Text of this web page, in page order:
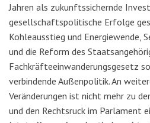
Jahren als zukunftssichernde
gesellschaftspolitische Erfolge
Kohleausstieg und Energiewende,
und die Reform des
Fachkräfteeinwanderungsgesetz
verbindende Außenpolitik. An
Veränderungen ist nicht mehr zu
und den Rechtsruck im Parlament